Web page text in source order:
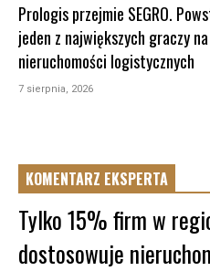
Prologis przejmie SEGRO.
jeden z największych graczy
nieruchomości logistycznych
7 sierpnia, 2026
KOMENTARZ EKSPERTA
Tylko 15% firm w
dostosowuje